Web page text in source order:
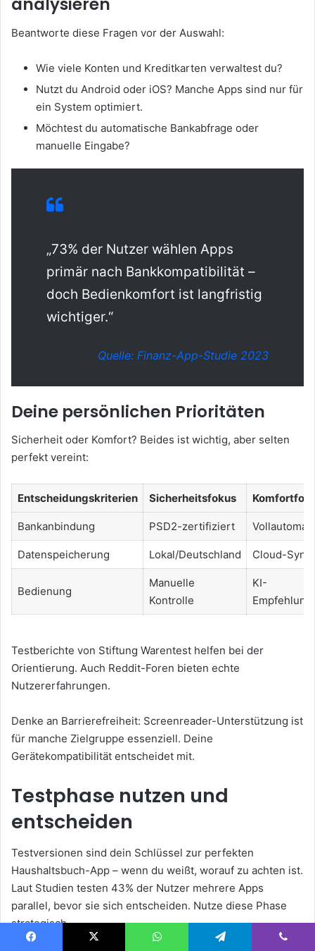
Beantworte diese Fragen vor der Auswahl:
Wie viele Konten und Kreditkarten verwaltest du?
Nutzt du Android oder iOS? Manche Apps sind nur für
ein System optimiert.
Möchtest du automatische Bankabfrage oder
manuelle Eingabe?
„73% der Nutzer wählen Apps
primär nach Bankkompatibilität –
doch Bedienkomfort ist langfristig
wichtiger.“
Quelle: Finanz-App-Studie 2023
Deine persönlichen Prioritäten
Sicherheit oder Komfort? Beides ist wichtig, aber selten
perfekt vereint:
Entscheidungskriterien Sicherheitsfokus
Bankanbindung PSD2-zertifiziert
Datenspeicherung Lokal/Deutschland Cloud-Sync
Bedienung
Manuelle
Kontrolle
KI-
Testberichte von Stiftung Warentest helfen bei der
Orientierung. Auch Reddit-Foren bieten echte
Nutzererfahrungen.
Denke an Barrierefreiheit: Screenreader-Unterstützung ist
für manche Zielgruppe essenziell. Deine
Gerätekompatibilität entscheidet mit.
Testphase nutzen und
entscheiden
Testversionen sind dein Schlüssel zur perfekten
Haushaltsbuch-App – wenn du weißt, worauf zu achten ist.
Laut Studien testen 43% der Nutzer mehrere Apps
parallel, bevor sie sich entscheiden. Nutze diese Phase
strategisch.